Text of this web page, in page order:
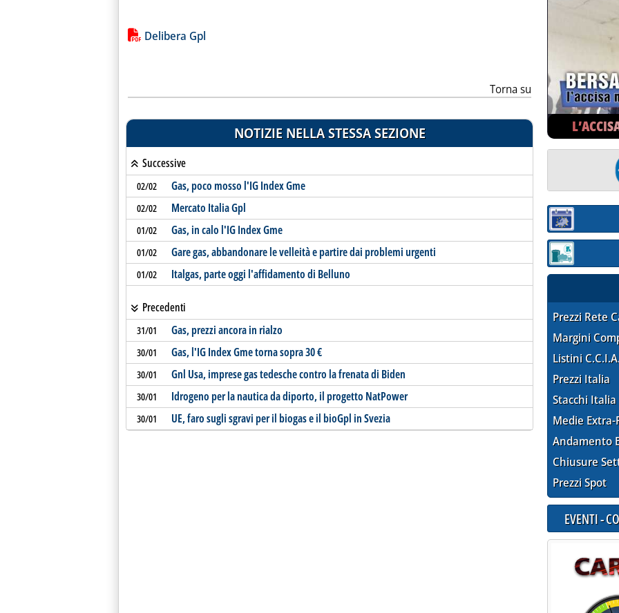
Lista allegati PDF alla notizia
Delibera Gpl
Torna su
NOTIZIE NELLA STESSA SEZIONE
Successive
02/02 Gas, poco mosso l'IG Index Gme
02/02 Mercato Italia Gpl
01/02 Gas, in calo l'IG Index Gme
01/02 Gare gas, abbandonare le velleità e partire dai problemi urgenti
01/02 Italgas, parte oggi l'affidamento di Belluno
Precedenti
31/01 Gas, prezzi ancora in rialzo
30/01 Gas, l'IG Index Gme torna sopra 30 €
30/01 Gnl Usa, imprese gas tedesche contro la frenata di Biden
30/01 Idrogeno per la nautica da diporto, il progetto NatPower
30/01 UE, faro sugli sgravi per il biogas e il bioGpl in Svezia
Sezione:
Sezione:
Prezzi Rete
Margini
Listini
Prezzi Italia
Stacchi Italia
Medie Extra-
Andamento
Chiusure
Prezzi Spot
EVENTI -